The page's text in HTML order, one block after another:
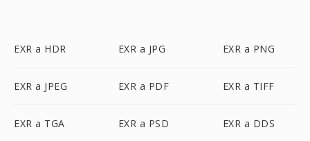
EXR a HDR EXR a JPG EXR a PNG
EXR a JPEG EXR a PDF EXR a TIFF
EXR a TGA EXR a PSD EXR a DDS